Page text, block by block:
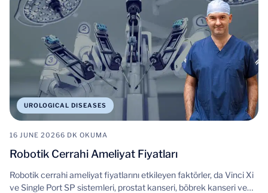
UROLOGICAL DISEASES
16 JUNE 20266 DK OKUMA
Robotik Cerrahi Ameliyat Fiyatları
Robotik cerrahi ameliyat fiyatlarını etkileyen faktörler, da Vinci Xi
ve Single Port SP sistemleri, prostat kanseri, böbrek kanseri ve